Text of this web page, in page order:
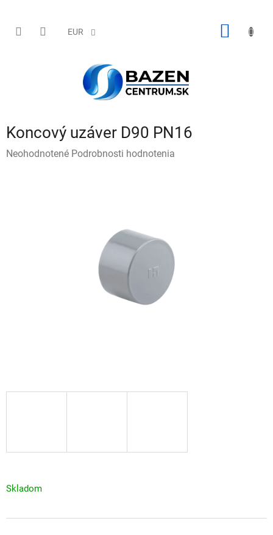
obsah
EUR
Koncový uzáver D90 PN16
Priemerné
Neohodnotené Podrobnosti hodnotenia
Skladom